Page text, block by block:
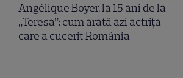
Angélique Boyer, la 15 ani de la
„Teresa”: cum arată azi actrița
care a cucerit România